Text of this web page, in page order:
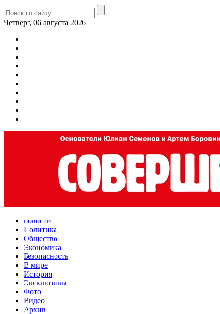
Четверг, 06 августа 2026
новости
Политика
Общество
Экономика
Безопасность
В мире
История
Эксклюзивы
Фото
Видео
Архив